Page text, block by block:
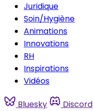
Juridique
Soin/Hygiène
Animations
Innovations
RH
Inspirations
Vidéos
Bluesky Discord